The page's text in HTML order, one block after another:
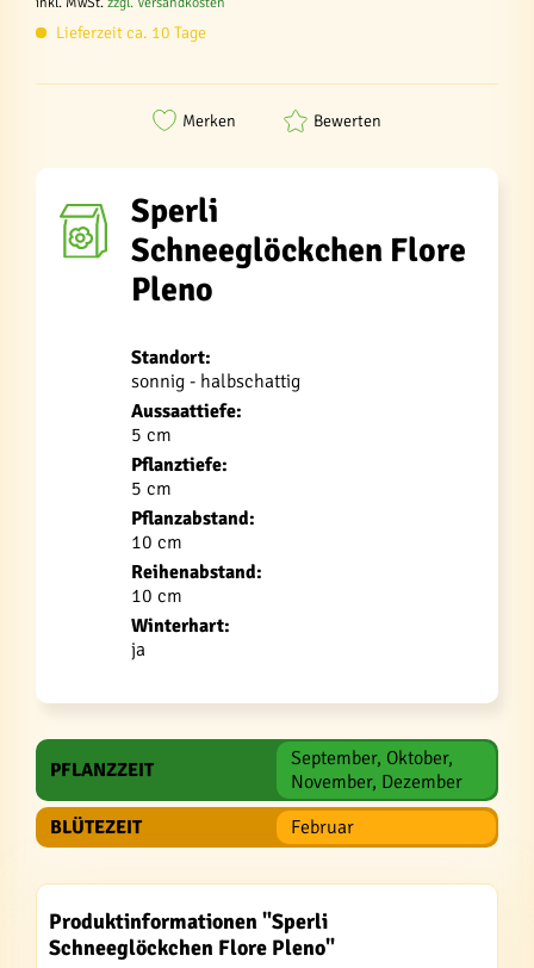
Lieferzeit ca. 10 Tage
Merken Bewerten
Sperli
Schneeglöckchen Flore
Pleno
Standort:
sonnig - halbschattig
Aussaattiefe:
5 cm
Pflanztiefe:
5 cm
Pflanzabstand:
10 cm
Reihenabstand:
10 cm
Winterhart:
ja
PFLANZZEIT
September, Oktober,
November, Dezember
BLÜTEZEIT
Februar
Produktinformationen "Sperli
Schneeglöckchen Flore Pleno"